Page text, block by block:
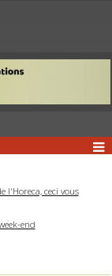
l'Horeca, ceci vous
end